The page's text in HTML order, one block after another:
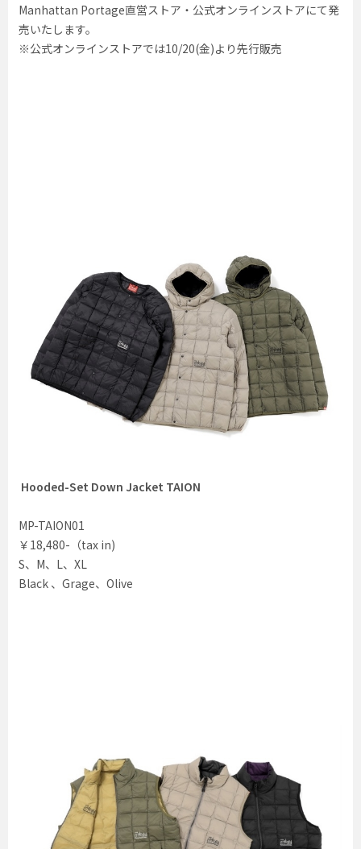
Manhattan Portage直営ストア・公式オンラインストアにて発
売いたします。
※公式オンラインストアでは10/20(金)より先行販売
Hooded-Set Down Jacket TAION
MP-TAION01
￥18,480-（tax in)
S、M、L、XL
Black 、Grage、Olive